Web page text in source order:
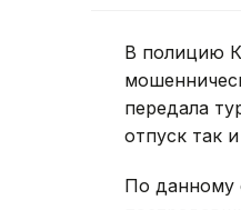
В полицию
передала
отпуск так
По данному